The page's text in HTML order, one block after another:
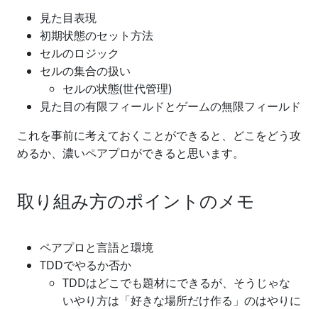
見た目表現
初期状態のセット方法
セルのロジック
セルの集合の扱い
セルの状態(世代管理)
見た目の有限フィールドとゲームの無限フィールド
これを事前に考えておくことができると、どこをどう攻
めるか、濃いペアプロができると思います。
取り組み方のポイントのメモ
ペアプロと言語と環境
TDDでやるか否か
TDDはどこでも題材にできるが、そうじゃな
いやり方は「好きな場所だけ作る」のはやりに